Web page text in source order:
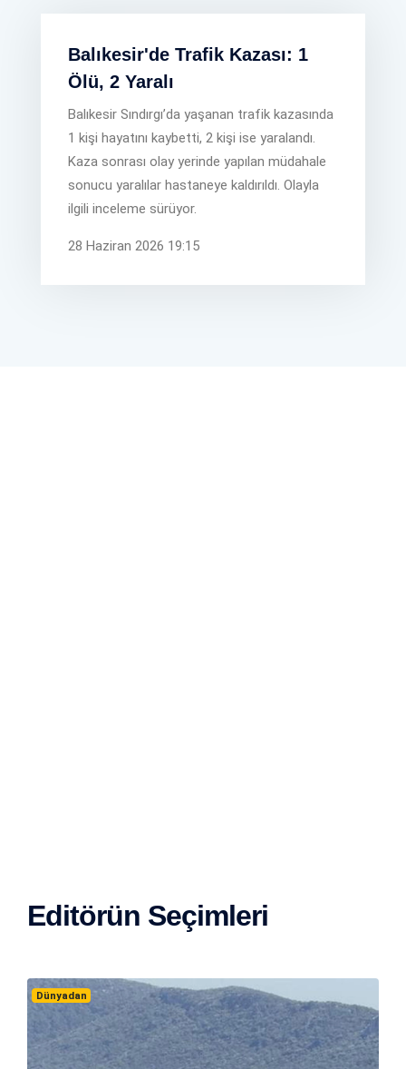
Balıkesir'de Trafik Kazası: 1
Ölü, 2 Yaralı
Balıkesir Sındırgı’da yaşanan trafik kazasında
1 kişi hayatını kaybetti, 2 kişi ise yaralandı.
Kaza sonrası olay yerinde yapılan müdahale
sonucu yaralılar hastaneye kaldırıldı. Olayla
ilgili inceleme sürüyor.
28 Haziran 2026 19:15
Editörün Seçimleri
Dünyadan